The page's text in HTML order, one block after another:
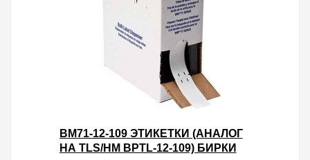
BM71-12-109 ЭТИКЕТКИ (АНАЛОГ
НА TLS/HM BPTL-12-109) БИРКИ